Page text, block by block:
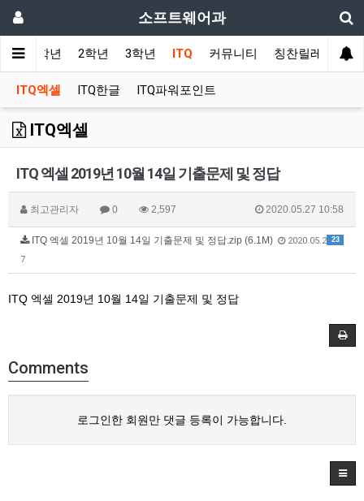
소프트웨어과
항 1학년 2학년 3학년 ITQ 커뮤니티 칭찬릴레이
ITQ엑셀 ITQ한글 ITQ파워포인트
ITQ엑셀
ITQ 엑셀 2019년 10월 14일 기출문제 및 정답
최고관리자 0 2,597 2020.05.27 10:58
23
ITQ 엑셀 2019년 10월 14일 기출문제 및 정답.zip (6.1M)
2020.05.2
7
ITQ 엑셀 2019년 10월 14일 기출문제 및 정답
Comments
로그인한 회원만 댓글 등록이 가능합니다.